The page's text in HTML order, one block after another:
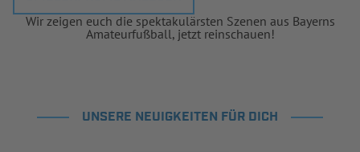
Wir zeigen euch die spektakulärsten Szenen aus Bayerns
Amateurfußball, jetzt reinschauen!
UNSERE NEUIGKEITEN FÜR DICH